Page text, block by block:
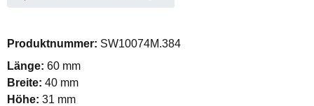
Produktnummer: SW10074M.384
Länge: 60 mm
Breite: 40 mm
Höhe: 31 mm